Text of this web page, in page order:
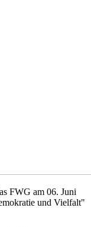
FWG am 06. Juni
und Vielfalt"